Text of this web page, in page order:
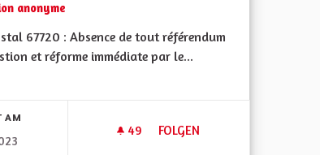
anonyme
67720 : Absence de tout référendum
et réforme immédiate par le...
AM
49 49 FOLLOWER
FOLGEN
SORTIE DU GRAND-EST SANS